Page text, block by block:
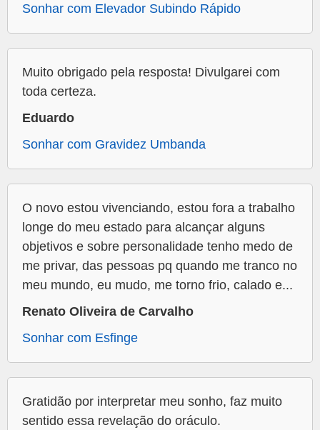
Sonhar com Elevador Subindo Rápido
Muito obrigado pela resposta! Divulgarei com
toda certeza.
Eduardo
Sonhar com Gravidez Umbanda
O novo estou vivenciando, estou fora a trabalho
longe do meu estado para alcançar alguns
objetivos e sobre personalidade tenho medo de
me privar, das pessoas pq quando me tranco no
meu mundo, eu mudo, me torno frio, calado e...
Renato Oliveira de Carvalho
Sonhar com Esfinge
Gratidão por interpretar meu sonho, faz muito
sentido essa revelação do oráculo.